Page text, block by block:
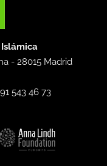
-28015 Madrid
543 46 73